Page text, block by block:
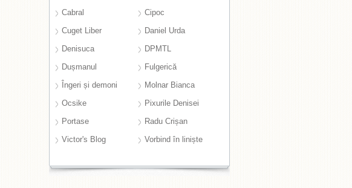
Cabral
Cipoc
Cuget Liber
Daniel Urda
Denisuca
DPMTL
Dușmanul
Fulgerică
Îngeri și demoni
Molnar Bianca
Ocsike
Pixurile Denisei
Portase
Radu Crișan
Victor's Blog
Vorbind în liniște